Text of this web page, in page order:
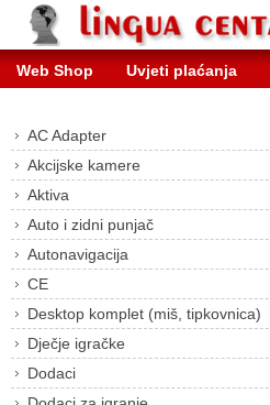
Web Shop Uvjeti plaćanja
AC Adapter
Akcijske kamere
Aktiva
Auto i zidni punjač
Autonavigacija
CE
Desktop komplet (miš, tipkovnica)
Dječje igračke
Dodaci